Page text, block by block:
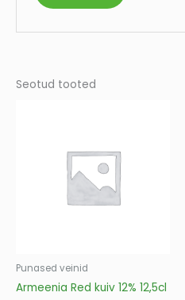
Seotud tooted
Punased veinid
Armeenia Red kuiv 12% 12,5cl